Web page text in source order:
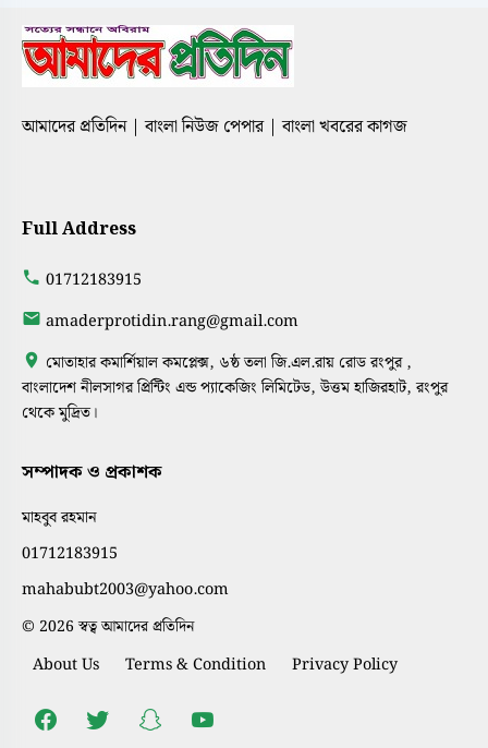
আমাদের প্রতিদিন | বাংলা নিউজ পেপার | বাংলা খবরের কাগজ
Full Address
01712183915
amaderprotidin.rang@gmail.com
মোতাহার কমার্শিয়াল কমপ্লেক্স, ৬ষ্ঠ তলা জি.এল.রায় রোড রংপুর ,
বাংলাদেশ নীলসাগর প্রিন্টিং এন্ড প্যাকেজিং লিমিটেড, উত্তম হাজিরহাট, রংপুর
থেকে মুদ্রিত।
সম্পাদক ও প্রকাশক
মাহবুব রহমান
01712183915
mahabubt2003@yahoo.com
© 2026 স্বত্ব আমাদের প্রতিদিন
About Us Terms & Condition Privacy Policy